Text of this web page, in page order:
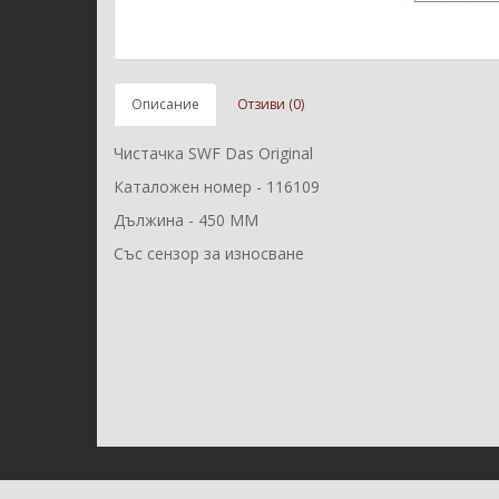
Описание Отзиви (0)
Чистачка SWF Das Original
Каталожен номер - 116109
Дължина - 450 ММ
Със сензор за износване